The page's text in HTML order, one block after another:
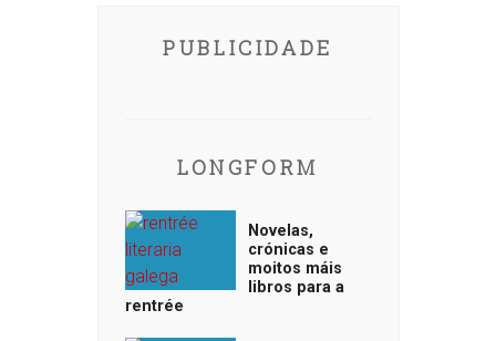
PUBLICIDADE
LONGFORM
Novelas,
crónicas e
moitos máis
libros para a
rentrée